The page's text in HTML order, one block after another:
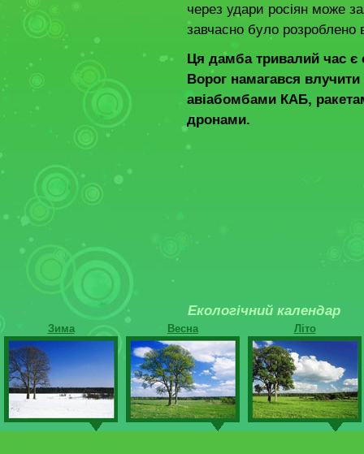
через удари росіян може
завчасно було розроблено
Ця дамба тривалий час є
Ворог намагався
авіабомбами КАБ,
дронами.
Екологічний календар
Зима Весна Літо